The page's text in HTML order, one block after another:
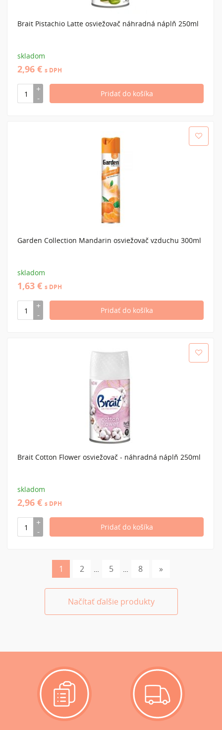
Brait Pistachio Latte osviežovač náhradná náplň 250ml
skladom
2,96 € s DPH
Garden Collection Mandarin osviežovač vzduchu 300ml
skladom
1,63 € s DPH
Brait Cotton Flower osviežovač - náhradná náplň 250ml
skladom
2,96 € s DPH
1 2 … 5 … 8 »
Načítať ďalšie produkty